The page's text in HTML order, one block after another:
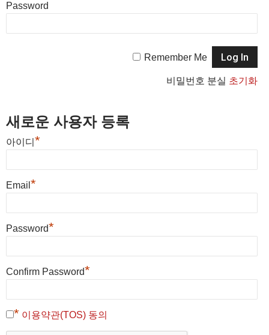
Password
Remember Me
비밀번호 분실 초기화
새로운 사용자 등록
아이디 *
Email *
Password*
Confirm Password*
* 이용약관(TOS) 동의